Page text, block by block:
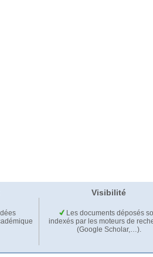
Visibilité
Les documents déposés
indexés par les moteurs de
(Google Scholar,…).